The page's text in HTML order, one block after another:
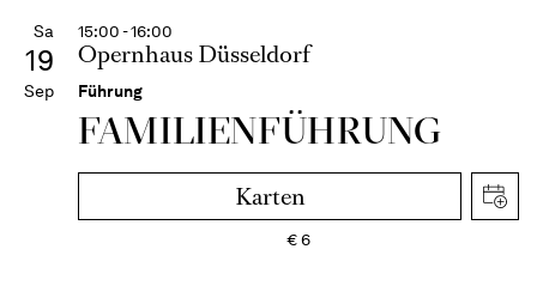
Sa
19
Sep
15:00 - 16:00
Opernhaus Düsseldorf
Führung
FAMI­LIEN­FÜH­RUNG
Karten
€6